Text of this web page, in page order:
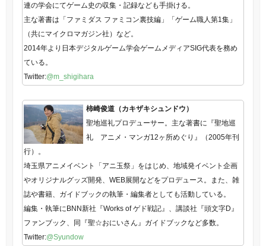
連の学会にてゲーム史の収集・記録なども手掛ける。
主な著書は「ファミダス ファミコン裏技編」「ゲーム職人第1集」
（共にマイクロマガジン社）など。
2014年より日本デジタルゲーム学会ゲームメディアSIG代表を務め
ている。
Twitter:@m_shigihara
柿崎俊道（カキザキシュンドウ）
聖地巡礼プロデューサー。主な著書に『聖地巡
礼 アニメ・マンガ12ヶ所めぐり』（2005年刊
行）。
埼玉県アニメイベント「アニ玉祭」をはじめ、地域発イベント企画
やオリジナルグッズ開発、WEB展開などをプロデュース。また、雑
誌や書籍、ガイドブックの執筆・編集者としても活動している。
編集・執筆にBNN新社『Works of ゲド戦記』、講談社『頭文字D』
ファンブック、同『聖☆おにいさん』ガイドブックなど多数。
Twitter:@Syundow